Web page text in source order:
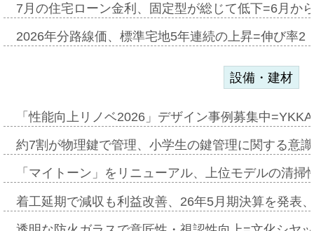
7月の住宅ローン金利、固定型が総じて低下=6月か
2026年分路線価、標準宅地5年連続の上昇=伸び率
設備・建材
「性能向上リノベ2026」デザイン事例募集中
約7割が物理鍵で管理、小学生の鍵管理に関する意
「マイトーン」をリニューアル、上位モデルの清
着工延期で減収も利益改善、26年5月期決算を発表